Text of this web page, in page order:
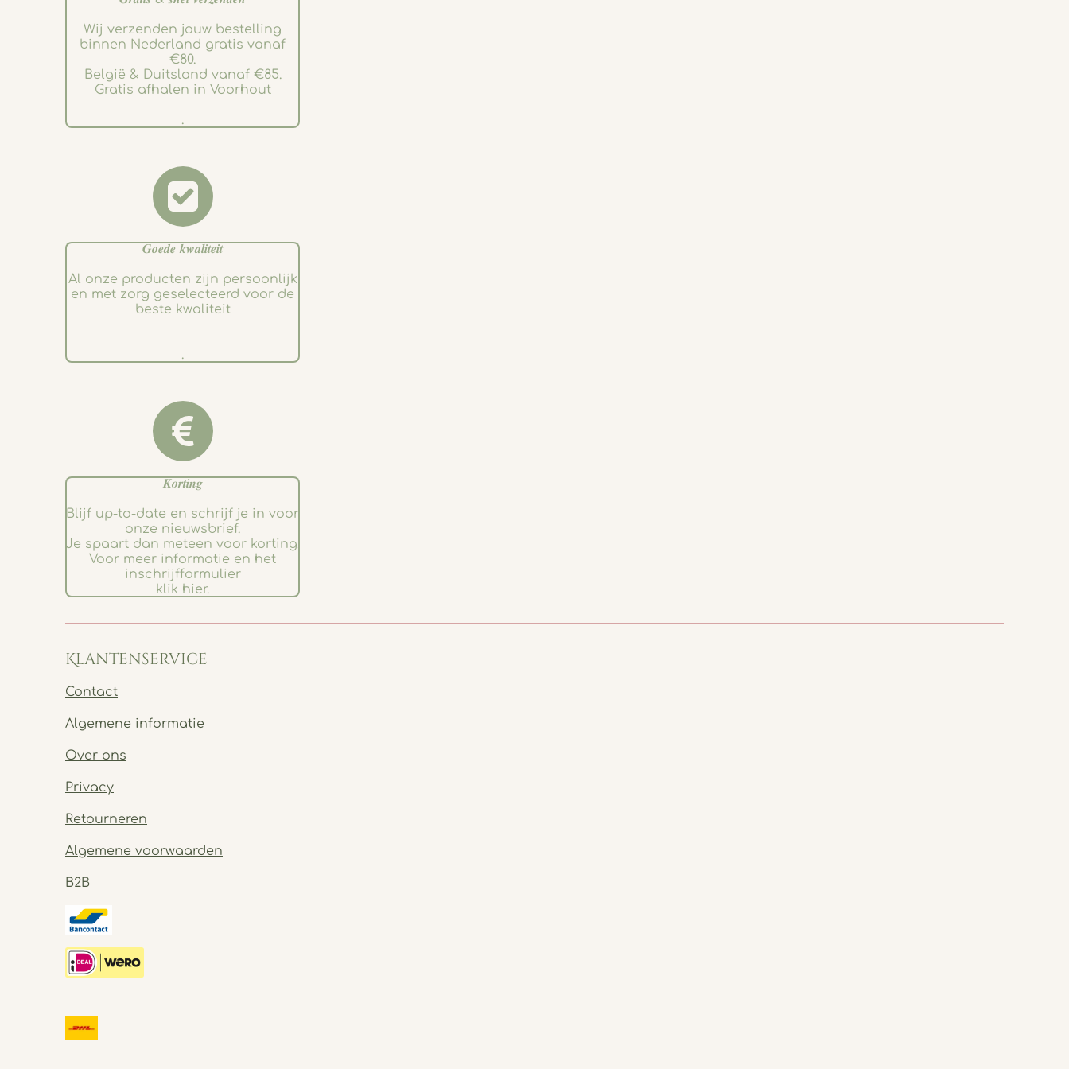
Wij verzenden jouw bestelling
binnen Nederland gratis vanaf
€80.
België & Duitsland vanaf €85.
Gratis afhalen in Voorhout
.
𝑮𝒐𝒆𝒅𝒆 𝒌𝒘𝒂𝒍𝒊𝒕𝒆𝒊𝒕
Al onze producten zijn persoonlijk
en met zorg geselecteerd voor de
beste kwaliteit
.
𝑲𝒐𝒓𝒕𝒊𝒏𝒈
Blijf up-to-date en schrijf je in voor
onze nieuwsbrief.
Je spaart dan meteen voor korting.
Voor meer informatie en het
inschrijfformulier
klik hier.
Klantenservice
Contact
Algemene informatie
Over ons
Privacy
Retourneren
Algemene voorwaarden
B2B